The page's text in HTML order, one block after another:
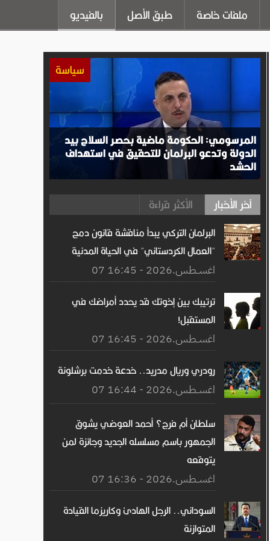
ملفات خاصة طبق الأصل بالفيديو
سياسة
المرسومي: الحكومة ماضية بحصر السلاح بيد
الدولة وتدعو البرلمان للتحقيق في استهداف
الحشد
آخر الأخبار الأكثر قراءة
البرلمان التركي يبدأ مناقشة قانون دمج
"العمال الكردستاني" في الحياة المدنية
07 اغســطس.2026 - 16:45
ترتيبك بين إخوتك قد يحدد أمراضك في
المستقبل!
07 اغســطس.2026 - 16:45
رودري وريال مدريد.. خدعة خدمت برشلونة
07 اغســطس.2026 - 16:44
سلطان أم فرج؟ أحمد العوضي يشوق
الجمهور باسم مسلسله الجديد وجائزة لمن
يتوقعه
07 اغســطس.2026 - 16:36
السوداني.. الرجل الهادئ وكاريزما القيادة
المتوازنة